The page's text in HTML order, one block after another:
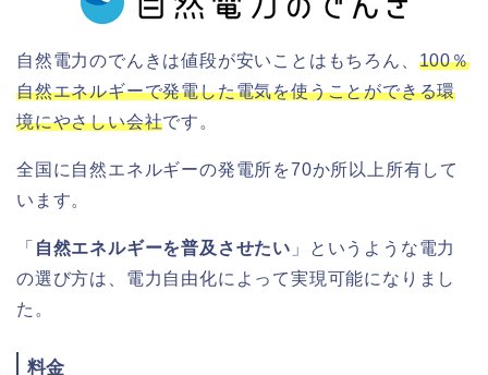
自然電力のでんきは値段が安いことはもちろん、 100％
自然エネルギーで発電した電気を使うことができる環
境にやさしい会社です。
全国に自然エネルギーの発電所を70か所以上所有して
います。
「 自然エネルギーを普及させたい 」というような電力
の選び方は、電力自由化によって実現可能になりまし
た。
料金